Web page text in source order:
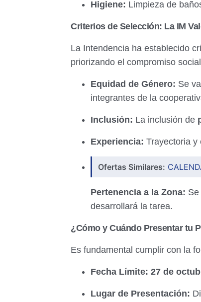
Higiene: Limpieza de
Criterios de Selección: La IM
La Intendencia ha establecido
priorizando el compromiso
Equidad de Género: Se
integrantes de la
Inclusión: La inclusión de
Experiencia: Trayectoria y
Ofertas Similares:
Pertenencia a la Zona:
desarrollará la tarea.
¿Cómo y Cuándo Presentar tu
Es fundamental cumplir con la
Fecha Límite: 27 de
Lugar de Presentación: